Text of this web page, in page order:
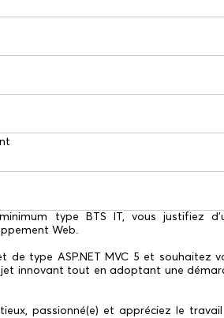
type BTS IT, vous justifiez
Web.
de type ASP.NET MVC 5 et souhaitez
innovant tout en adoptant une
passionné(e) et appréciez le